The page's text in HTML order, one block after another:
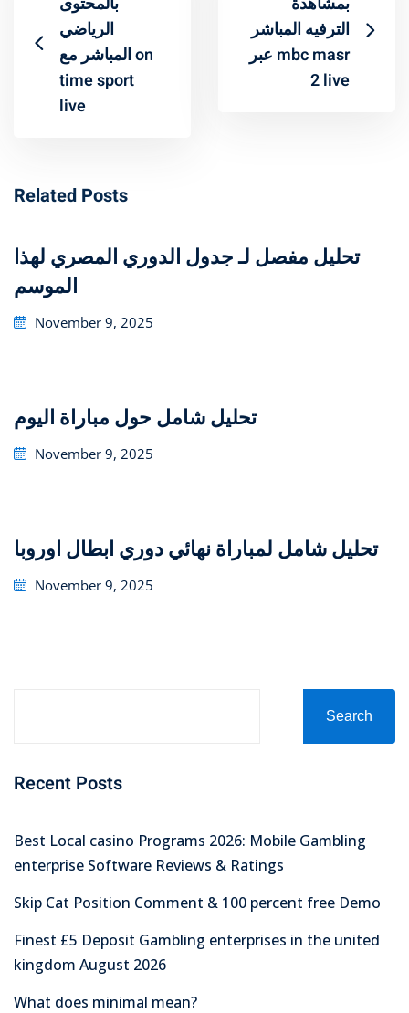
الرياضي
المباشر مع on
time sport
live
الترفيه المباشر
عبر mbc masr
2 live
Related Posts
تحليل مفصل لـ جدول الدوري المصري لهذا
الموسم
Posted
November 9, 2025
تحليل شامل حول مباراة اليوم
Posted
November 9, 2025
تحليل شامل لمباراة نهائي دوري ابطال اوروبا
Posted
November 9, 2025
Search
Recent Posts
Best Local casino Programs 2026: Mobile Gambling
enterprise Software Reviews & Ratings
Skip Cat Position Comment & 100 percent free Demo
Finest £5 Deposit Gambling enterprises in the united
kingdom August 2026
What does minimal mean?